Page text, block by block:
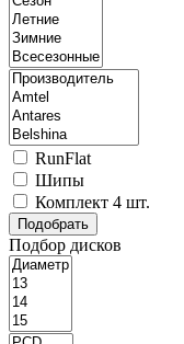
RunFlat
Шипы
Комплект 4 шт.
Подбор дисков